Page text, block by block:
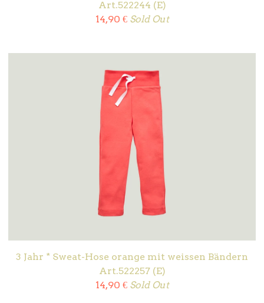
Art.522244 (E)
14,90 € Sold Out
3 Jahr * Sweat-Hose orange mit weissen Bändern
Art.522257 (E)
14,90 € Sold Out